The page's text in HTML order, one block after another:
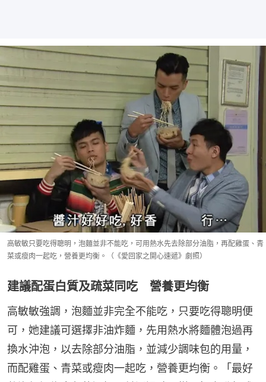
高敏敏只要吃得聰明，泡麵並非不能吃，可用熱水先去除部分油脂，再配雞蛋、青
菜或瘦肉一起吃，營養更均衡。（《愛回家之開心速遞》劇照）
建議配蛋白質及疏菜同吃 營養更均衡
高敏敏強調，泡麵並非完全不能吃，只要吃得聰明便
可，她建議可選擇非油炸麵，先用熱水將麵體泡過再
換水沖泡，以去除部分油脂，並減少調味包的用量，
而配雞蛋、青菜或瘦肉一起吃，營養更均衡。「最好